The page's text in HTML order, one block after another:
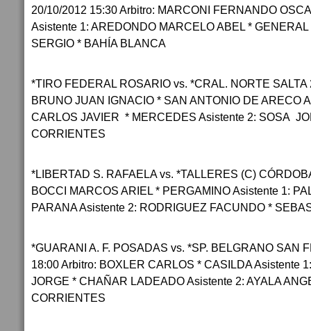
20/10/2012 15:30 Arbitro: MARCONI FERNANDO
Asistente 1: AREDONDO MARCELO ABEL *
SERGIO * BAHÍA BLANCA
*TIRO FEDERAL ROSARIO vs. *CRAL. NORTE SALTA
BRUNO JUAN IGNACIO * SAN ANTONIO DE ARECO
CARLOS JAVIER * MERCEDES Asistente 2: SOSA
CORRIENTES
*LIBERTAD S. RAFAELA vs. *TALLERES (C)
BOCCI MARCOS ARIEL * PERGAMINO Asistente 1:
PARANA Asistente 2: RODRIGUEZ FACUNDO *
*GUARANI A. F. POSADAS vs. *SP. BELGRANO SAN
18:00 Arbitro: BOXLER CARLOS * CASILDA Asistente
JORGE * CHAÑAR LADEADO Asistente 2: AYALA
CORRIENTES